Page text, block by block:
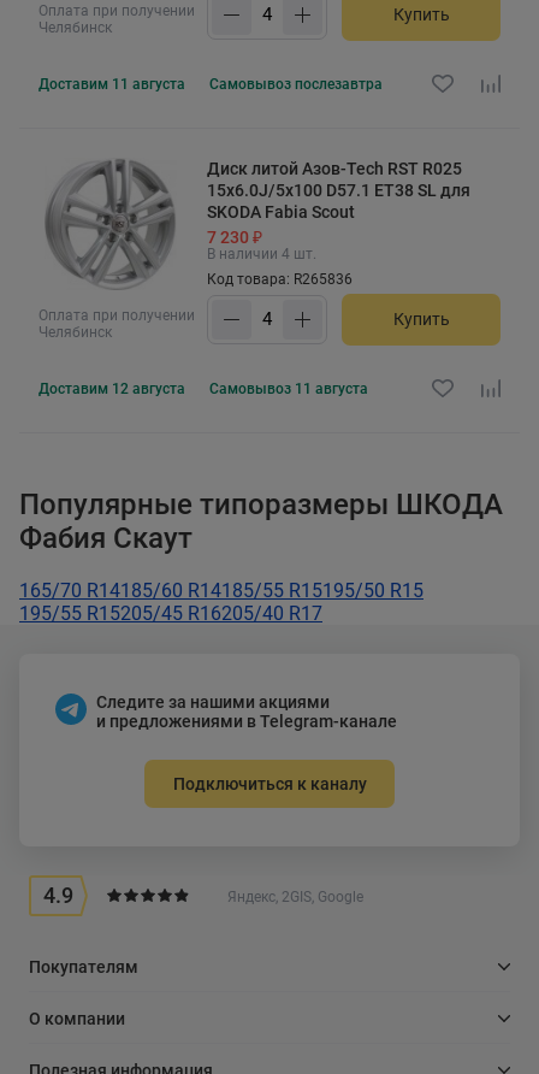
Оплата при получении
Челябинск
Купить
Доставим 11 августа Самовывоз послезавтра
Оплата при получении
Челябинск
Диск литой Азов-Tech RST R025
15x6.0J/5x100 D57.1 ET38 SL для
SKODA Fabia Scout
7 230 ₽
В наличии 4 шт.
Код товара: R265836
Купить
Доставим 12 августа Самовывоз 11 августа
Популярные типоразмеры ШКОДА
Фабия Скаут
165/70 R14185/60 R14185/55 R15195/50 R15
195/55 R15205/45 R16205/40 R17
Следите за нашими акциями
и предложениями в Telegram-канале
Подключиться к каналу
4.9 Яндекс, 2GIS, Google
Покупателям
О компании
Полезная информация